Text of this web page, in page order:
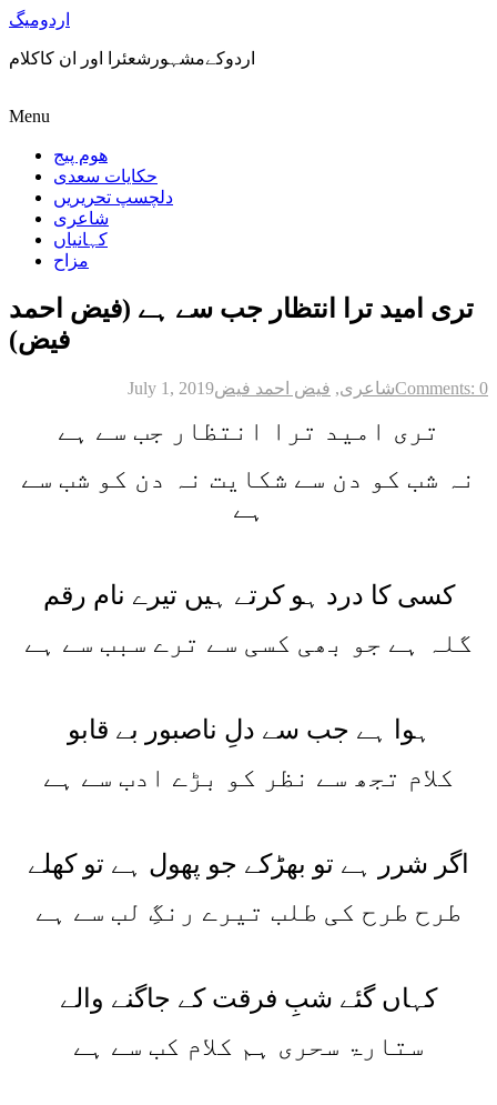
اردومیگ
اردوکےمشہورشعئرا اور ان کاکلام
Menu
ھوم پیج
حکایات سعدی
دلچسپ تحریریں
شاعری
کہانیاں
مزاح
تری امید ترا انتظار جب سے ہے (فیض احمد
فیض)
July 1, 2019 شاعری, فیض احمد فیض Comments: 0
تری امید ترا انتظار جب سے ہے
نہ شب کو دن سے شکایت نہ دن کو شب سے
ہے
کسی کا درد ہو کرتے ہیں تیرے نام رقم
گلہ ہے جو بھی کسی سے ترے سبب سے ہے
ہوا ہے جب سے دلِ ناصبور بے قابو
کلام تجھ سے نظر کو بڑے ادب سے ہے
اگر شرر ہے تو بھڑکے جو پھول ہے تو کھلے
طرح طرح کی طلب تیرے رنگِ لب سے ہے
کہاں گئے شبِ فرقت کے جاگنے والے
ستارۃ سحری ہم کلام کب سے ہے